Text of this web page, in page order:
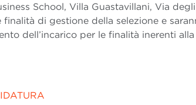
School, Villa Guastavillani, Via
finalità di gestione della selezione e
dell’incarico per le finalità inerenti